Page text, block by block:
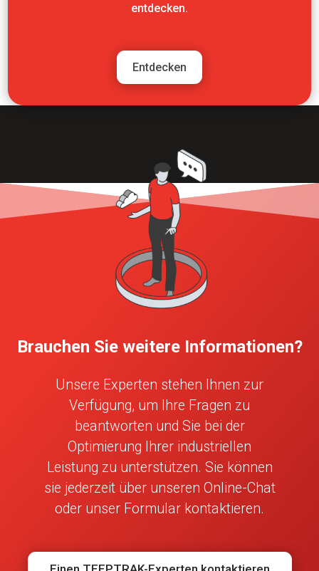
entdecken.
Entdecken
Brauchen Sie weitere Informationen?
Unsere Experten stehen Ihnen zur
Verfügung, um Ihre Fragen zu
beantworten und Sie bei der
Optimierung Ihrer industriellen
Leistung zu unterstützen. Sie können
sie jederzeit über unseren Online-Chat
oder unser Formular kontaktieren.